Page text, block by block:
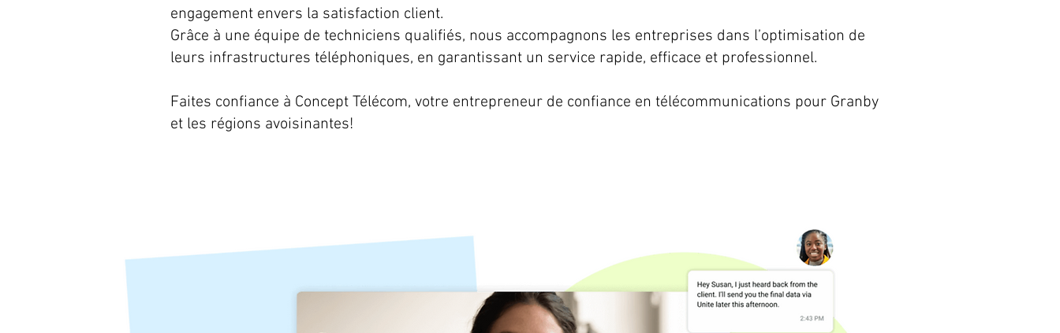
engagement envers la satisfaction client.
Grâce à une équipe de techniciens qualifiés, nous accompagnons les entreprises dans l’optimisation de
leurs infrastructures téléphoniques, en garantissant un service rapide, efficace et professionnel.
Faites confiance à Concept Télécom, votre entrepreneur de confiance en télécommunications pour Granby
et les régions avoisinantes!